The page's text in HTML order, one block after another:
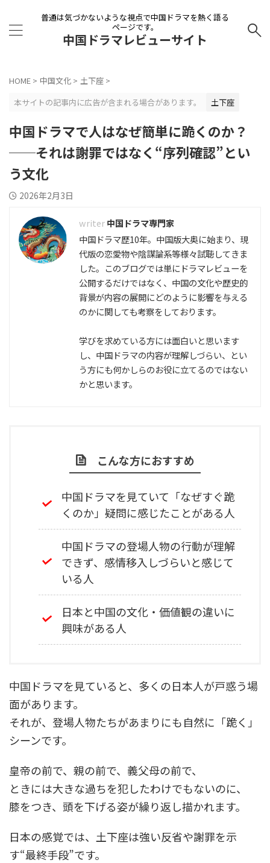
普通は気づかないような視点で中国ドラマを熱く語る
ページです。
中国ドラマレビューサイト
HOME > 中国文化 > 土下座 >
本サイトの記事内に広告が含まれる場合があります。
土下座
中国ドラマで人はなぜ簡単に跪くのか？
──それは謝罪ではなく“序列確認”とい
う文化
2026年2月3日
中国ドラマ専門家
中国ドラマ歴10年。中国版大奥に始まり、現
代版の恋愛物や陰謀論系等様々試聴してきま
した。このブログでは単にドラマレビューを
公開するだけではなく、中国の文化や歴史的
背景が内容の展開にどのように影響を与える
のかに関しても考察をしております。
学びを求めている方には面白いと思います
し、中国ドラマの内容が理解しづらい、とい
う方にも何かしらのお役に立てるのではない
かと思います。
こんな方におすすめ
中国ドラマを見ていて「なぜすぐ跪
くのか」疑問に感じたことがある人
中国ドラマの登場人物の行動が理解
できず、感情移入しづらいと感じて
いる人
日本と中国の文化・価値観の違いに
興味がある人
中国ドラマを見ていると、多くの日本人が戸惑う場
面があります。
それが、登場人物たちがあまりにも自然に「跪く」
シーンです。
皇帝の前で、親の前で、義父母の前で、
ときには大きな過ちを犯したわけでもないのに、
膝をつき、頭を下げる姿が繰り返し描かれます。
日本の感覚では、土下座は強い反省や謝罪を示
す“最終手段”です。